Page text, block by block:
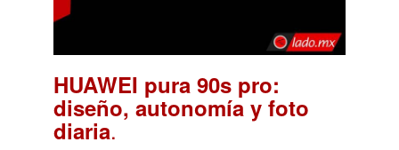
HUAWEI pura 90s pro:
diseño, autonomía y foto
diaria.